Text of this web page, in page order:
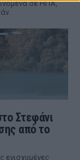
σε ΗΠΑ,
Στεφάνι
από το
ενισχυμένες